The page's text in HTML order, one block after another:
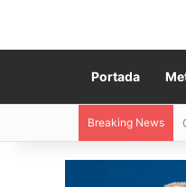
Portada
Breaking News